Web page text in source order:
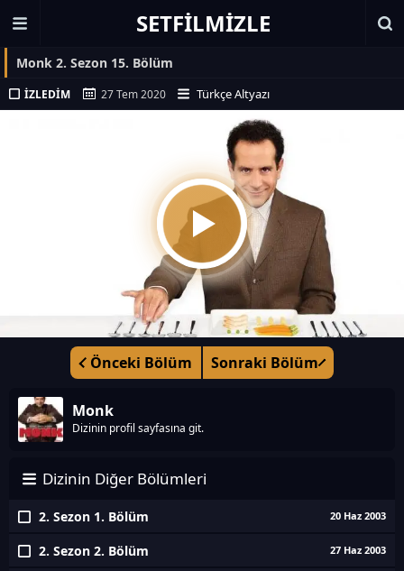
SETFILMIZLE
Monk 2. Sezon 15. Bölüm
İZLEDIM 27 Tem 2020 Türkçe Altyazı
Önceki Bölüm Sonraki Bölüm
Monk
Dizinin profil sayfasına git.
Dizinin Diğer Bölümleri
2. Sezon 1. Bölüm 20 Haz 2003
2. Sezon 2. Bölüm 27 Haz 2003